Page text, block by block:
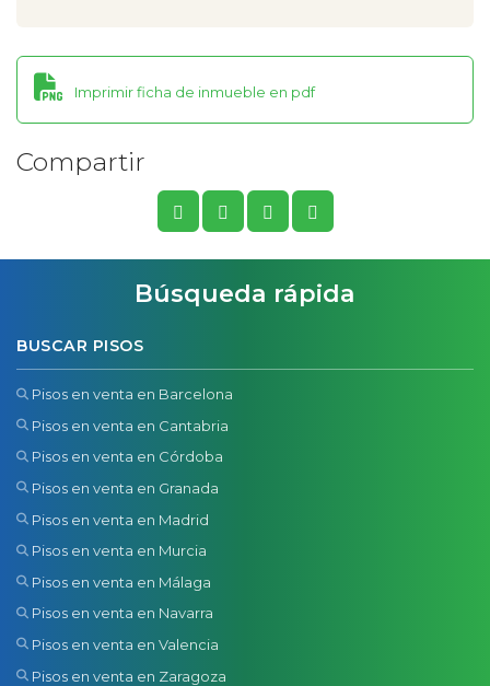
Imprimir ficha de inmueble en pdf
Compartir
Búsqueda rápida
BUSCAR PISOS
Pisos en venta en Barcelona
Pisos en venta en Cantabria
Pisos en venta en Córdoba
Pisos en venta en Granada
Pisos en venta en Madrid
Pisos en venta en Murcia
Pisos en venta en Málaga
Pisos en venta en Navarra
Pisos en venta en Valencia
Pisos en venta en Zaragoza